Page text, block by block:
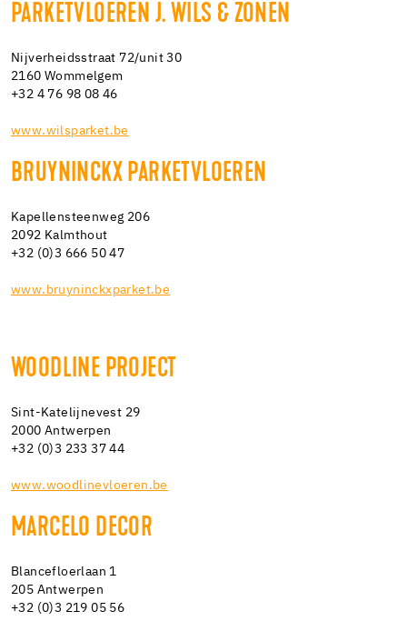
PARKETVLOEREN J. WILS & ZONEN
Nijverheidsstraat 72/unit 30
2160 Wommelgem
+32 4 76 98 08 46
www.wilsparket.be
BRUYNINCKX PARKETVLOEREN
Kapellensteenweg 206
2092 Kalmthout
+32 (0)3 666 50 47
www.bruyninckxparket.be
WOODLINE PROJECT
Sint-Katelijnevest 29
2000 Antwerpen
+32 (0)3 233 37 44
www.woodlinevloeren.be
MARCELO DECOR
Blancefloerlaan 1
205 Antwerpen
+32 (0)3 219 05 56